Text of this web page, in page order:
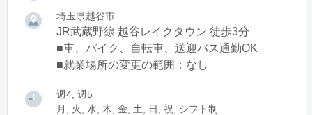
埼玉県越谷市
JR武蔵野線 越谷レイクタウン 徒歩3分
■車、バイク、自転車、送迎バス通勤OK
■就業場所の変更の範囲：なし
週4, 週5
月, 火, 水, 木, 金, 土, 日, 祝, シフト制